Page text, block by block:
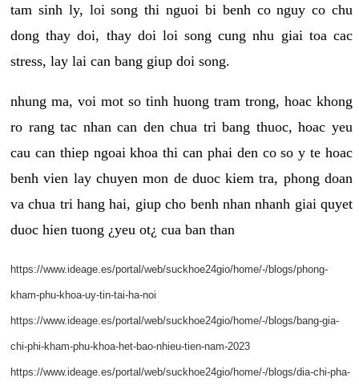
tam sinh ly, loi song thi nguoi bi benh co nguy co chu
dong thay doi, thay doi loi song cung nhu giai toa cac
stress, lay lai can bang giup doi song.
nhung ma, voi mot so tinh huong tram trong, hoac khong
ro rang tac nhan can den chua tri bang thuoc, hoac yeu
cau can thiep ngoai khoa thi can phai den co so y te hoac
benh vien lay chuyen mon de duoc kiem tra, phong doan
va chua tri hang hai, giup cho benh nhan nhanh giai quyet
duoc hien tuong ¿yeu ot¿ cua ban than
https://www.ideage.es/portal/web/suckhoe24gio/home/-/blogs/phong-
kham-phu-khoa-uy-tin-tai-ha-noi
https://www.ideage.es/portal/web/suckhoe24gio/home/-/blogs/bang-gia-
chi-phi-kham-phu-khoa-het-bao-nhieu-tien-nam-2023
https://www.ideage.es/portal/web/suckhoe24gio/home/-/blogs/dia-chi-pha-